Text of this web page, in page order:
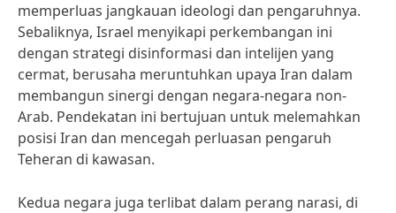
memperluas jangkauan ideologi dan pengaruhnya.
Sebaliknya, Israel menyikapi perkembangan ini
dengan strategi disinformasi dan intelijen yang
cermat, berusaha meruntuhkan upaya Iran dalam
membangun sinergi dengan negara-negara non-
Arab. Pendekatan ini bertujuan untuk melemahkan
posisi Iran dan mencegah perluasan pengaruh
Teheran di kawasan.
Kedua negara juga terlibat dalam perang narasi, di